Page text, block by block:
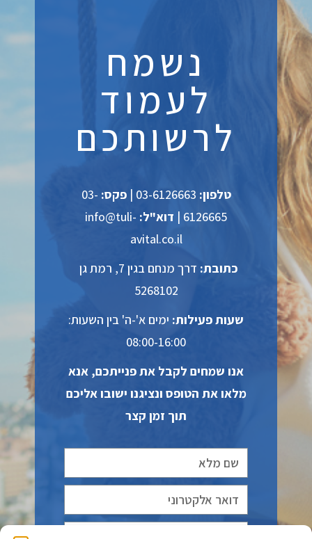
נשמח
לעמוד
לרשותכם
טלפון: פקס: 03-
6126665 |
דוא"ל: info@tuli-
avital.co.il
כתובת:
דרך מנחם בגין 7, רמת גן
5268102
שעות פעילות: ימים א'-ה' בין השעות:
08:00-16:00
אנו שמחים לקבל את פנייתכם, אנא
מלאו את הטופס ונציגנו ישובו אליכם
תוך זמן קצר